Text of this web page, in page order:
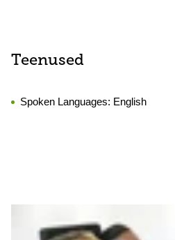
Teenused
Spoken Languages: English